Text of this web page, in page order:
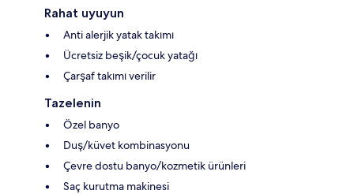
Rahat uyuyun
Anti alerjik yatak takımı
Ücretsiz beşik/çocuk yatağı
Çarşaf takımı verilir
Tazelenin
Özel banyo
Duş/küvet kombinasyonu
Çevre dostu banyo/kozmetik ürünleri
Saç kurutma makinesi